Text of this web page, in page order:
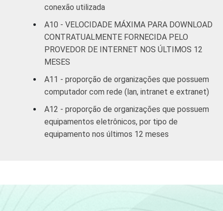
conexão utilizada
A10 - VELOCIDADE MÁXIMA PARA DOWNLOAD
CONTRATUALMENTE FORNECIDA PELO
PROVEDOR DE INTERNET NOS ÚLTIMOS 12
MESES
A11 - proporção de organizações que possuem
computador com rede (lan, intranet e extranet)
A12 - proporção de organizações que possuem
equipamentos eletrônicos, por tipo de
equipamento nos últimos 12 meses